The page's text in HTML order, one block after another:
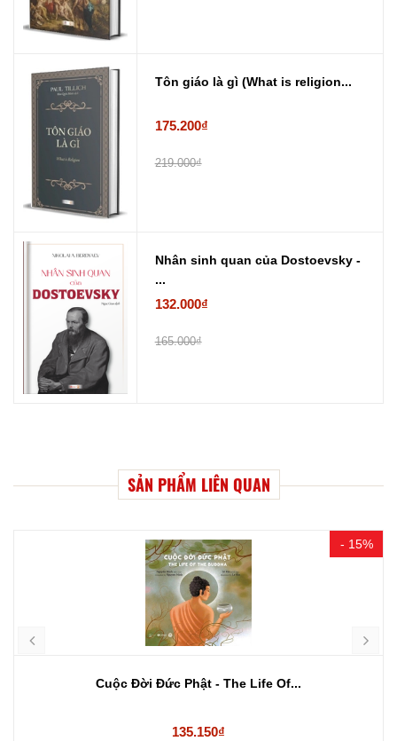
Tôn giáo là gì (What is religion...
175.200₫
219.000₫
Nhân sinh quan của Dostoevsky -
...
132.000₫
165.000₫
SẢN PHẨM LIÊN QUAN
- 15%
Cuộc Đời Đức Phật - The Life Of...
135.150₫